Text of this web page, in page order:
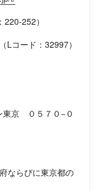
220-252）
（Lコード：32997）
東京 ０５７０−０
ならびに東京都の